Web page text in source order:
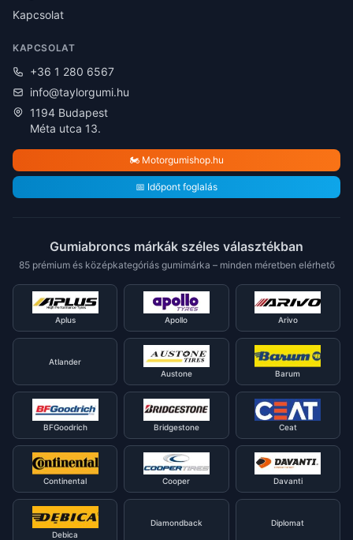
Kapcsolat
KAPCSOLAT
+36 1 280 6567
info@taylorgumi.hu
1194 Budapest
Méta utca 13.
🏍️ Motorgumishop.hu
📅 Időpont foglalás
Gumiabroncs márkák széles választékban
85 prémium és középkategóriás gumimárka – minden méretben elérhető
Aplus Apollo Arivo
Atlander
Austone
Barum
BFGoodrich Bridgestone Ceat
Continental Cooper Davanti
Debica
Diamondback Diplomat